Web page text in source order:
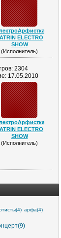
ELECTRO
SHOW
(Исполнитель)
2304
17.05.2010
ELECTRO
SHOW
(Исполнитель)
арфа(4)